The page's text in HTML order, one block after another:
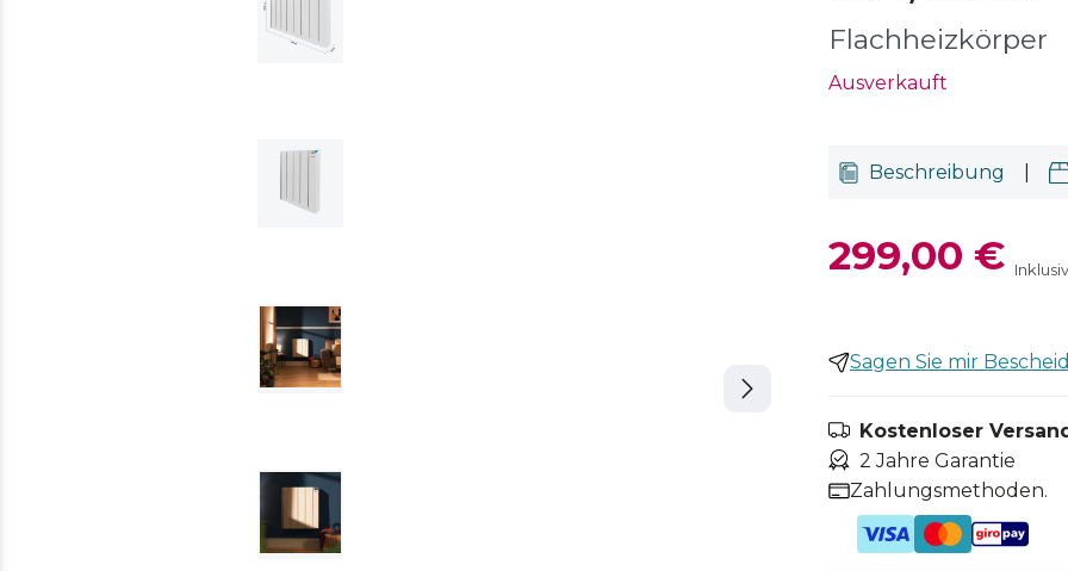
Flachheizkörper
Ausverkauft
Beschreibung
299,00 €
Sagen Sie mir
Kostenloser
2 Jahre Garantie
Zahlungsmethoden.